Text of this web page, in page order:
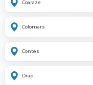
Coaraze
Colomars
Contes
Drap